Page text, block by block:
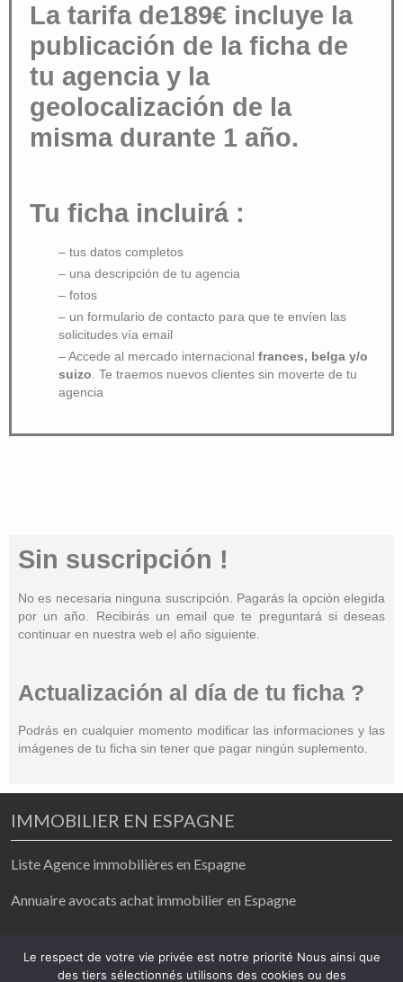
La tarifa de189€ incluye la
publicación de la ficha de
tu agencia y la
geolocalización de la
misma durante 1 año.
Tu ficha incluirá :
– tus datos completos
– una descripción de tu agencia
– fotos
– un formulario de contacto para que te envíen las
solicitudes vía email
– Accede al mercado internacional frances, belga y/o
suizo . Te traemos nuevos clientes sin moverte de tu
agencia
Sin suscripción !
No es necesaria ninguna suscripción. Pagarás la opción elegida
por un año. Recibirás un email que te preguntará si deseas
continuar en nuestra web el año siguiente.
Actualización al día de tu ficha ?
Podrás en cualquier momento modificar las informaciones y las
imágenes de tu ficha sin tener que pagar ningún suplemento.
IMMOBILIER EN ESPAGNE
Liste Agence immobilières en Espagne
Annuaire avocats achat immobilier en Espagne
Le respect de votre vie privée est notre priorité Nous ainsi que
des tiers sélectionnés utilisons des cookies ou des